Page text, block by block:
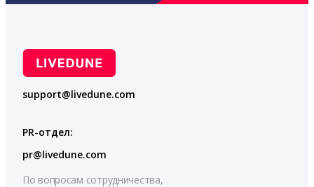
support@livedune.com
PR-отдел:
pr@livedune.com
По вопросам сотрудничества,